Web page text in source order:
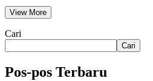
View More
Cari
Cari
Pos-pos Terbaru